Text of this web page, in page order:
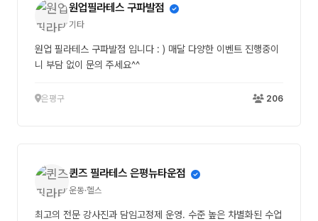
원업필라테스 구파발점
기타
원업 필라테스 구파발점 입니다 : ) 매달 다양한 이벤트 진행중이
니 부담 없이 문의 주세요^^
은평구 206
퀸즈 필라테스 은평뉴타운점
운동·헬스
최고의 전문 강사진과 담임고정제 운영. 수준 높은 차별화된 수업